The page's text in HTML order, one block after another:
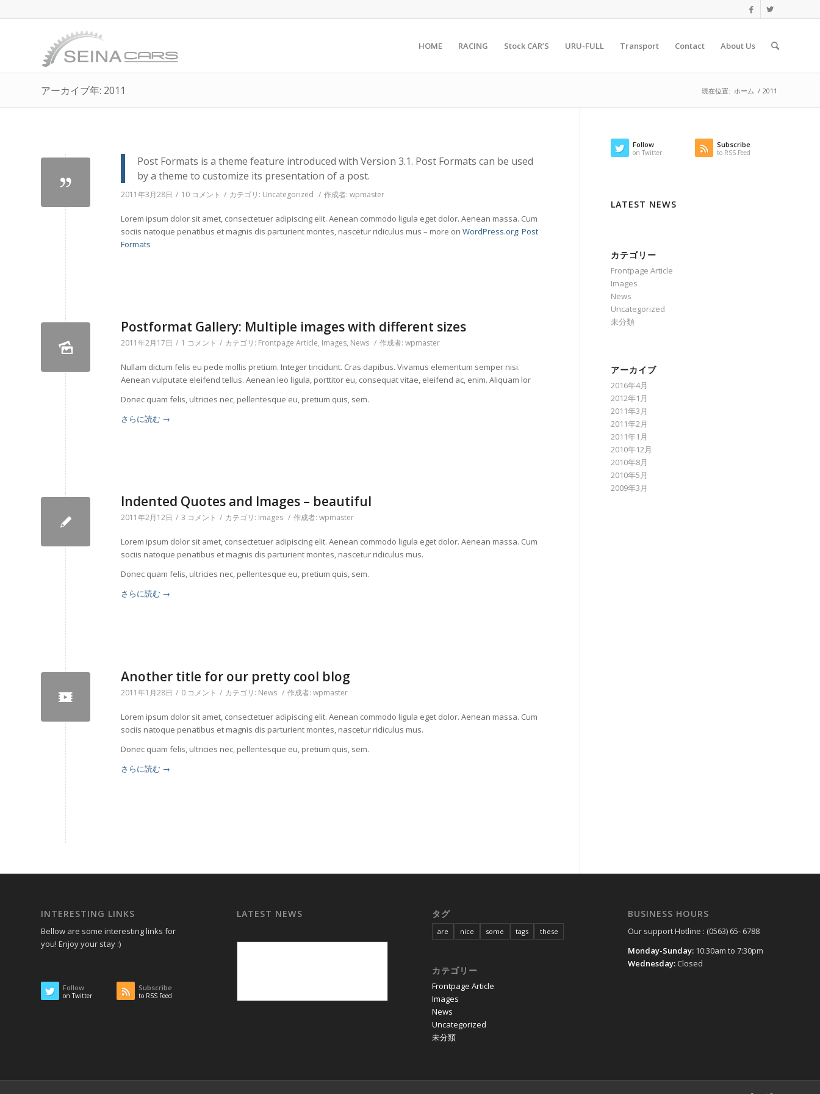
HOME RACING Stock CAR’S URU-FULL Transport Contact About Us
アーカイブ年: 2011 現在位置: ホーム / 2011
Post Formats is a theme feature introduced with Version 3.1. Post Formats can be used
by a theme to customize its presentation of a post.
2011年3月28日 / 10 コメント / カテゴリ: Uncategorized / 作成者: wpmaster
Lorem ipsum dolor sit amet, consectetuer adipiscing elit. Aenean commodo ligula eget dolor. Aenean massa. Cum
sociis natoque penatibus et magnis dis parturient montes, nascetur ridiculus mus – more on WordPress.org: Post
Formats
Postformat Gallery: Multiple images with different sizes
2011年2月17日 / 1 コメント / カテゴリ: Frontpage Article, Images, News / 作成者: wpmaster
Nullam dictum felis eu pede mollis pretium. Integer tincidunt. Cras dapibus. Vivamus elementum semper nisi.
Aenean vulputate eleifend tellus. Aenean leo ligula, porttitor eu, consequat vitae, eleifend ac, enim. Aliquam lor
Donec quam felis, ultricies nec, pellentesque eu, pretium quis, sem.
さらに読む →
Indented Quotes and Images – beautiful
2011年2月12日 / 3 コメント / カテゴリ: Images / 作成者: wpmaster
Lorem ipsum dolor sit amet, consectetuer adipiscing elit. Aenean commodo ligula eget dolor. Aenean massa. Cum
sociis natoque penatibus et magnis dis parturient montes, nascetur ridiculus mus.
Donec quam felis, ultricies nec, pellentesque eu, pretium quis, sem.
さらに読む →
Another title for our pretty cool blog
2011年1月28日 / 0 コメント / カテゴリ: News / 作成者: wpmaster
Lorem ipsum dolor sit amet, consectetuer adipiscing elit. Aenean commodo ligula eget dolor. Aenean massa. Cum
sociis natoque penatibus et magnis dis parturient montes, nascetur ridiculus mus.
Donec quam felis, ultricies nec, pellentesque eu, pretium quis, sem.
さらに読む →
Follow
on Twitter
Subscribe
to RSS Feed
LATEST NEWS
カテゴリー
Frontpage Article
Images
News
Uncategorized
未分類
アーカイブ
2016年4月
2012年1月
2011年3月
2011年2月
2011年1月
2010年12月
2010年8月
2010年5月
2009年3月
INTERESTING LINKS
Bellow are some interesting links for
you! Enjoy your stay :)
Follow
on Twitter
Subscribe
to RSS Feed
LATEST NEWS タグ
are nice some tags these
カテゴリー
Frontpage Article
Images
News
Uncategorized
未分類
BUSINESS HOURS
Our support Hotline : (0563) 65- 6788
Monday-Sunday: 10:30am to 7:30pm
Wednesday: Closed